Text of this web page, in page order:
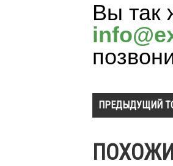
Вы так
ПРЕДЫДУЩИЙ